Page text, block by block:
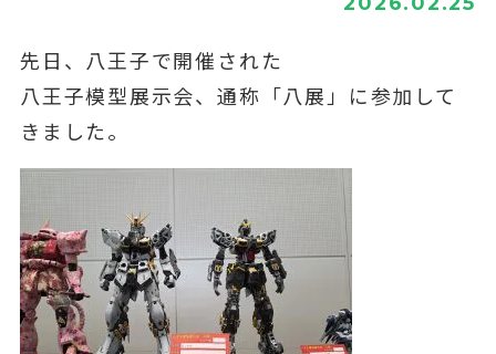
先日、八王子で開催された
八王子模型展示会、通称「八展」に参加して
きました。